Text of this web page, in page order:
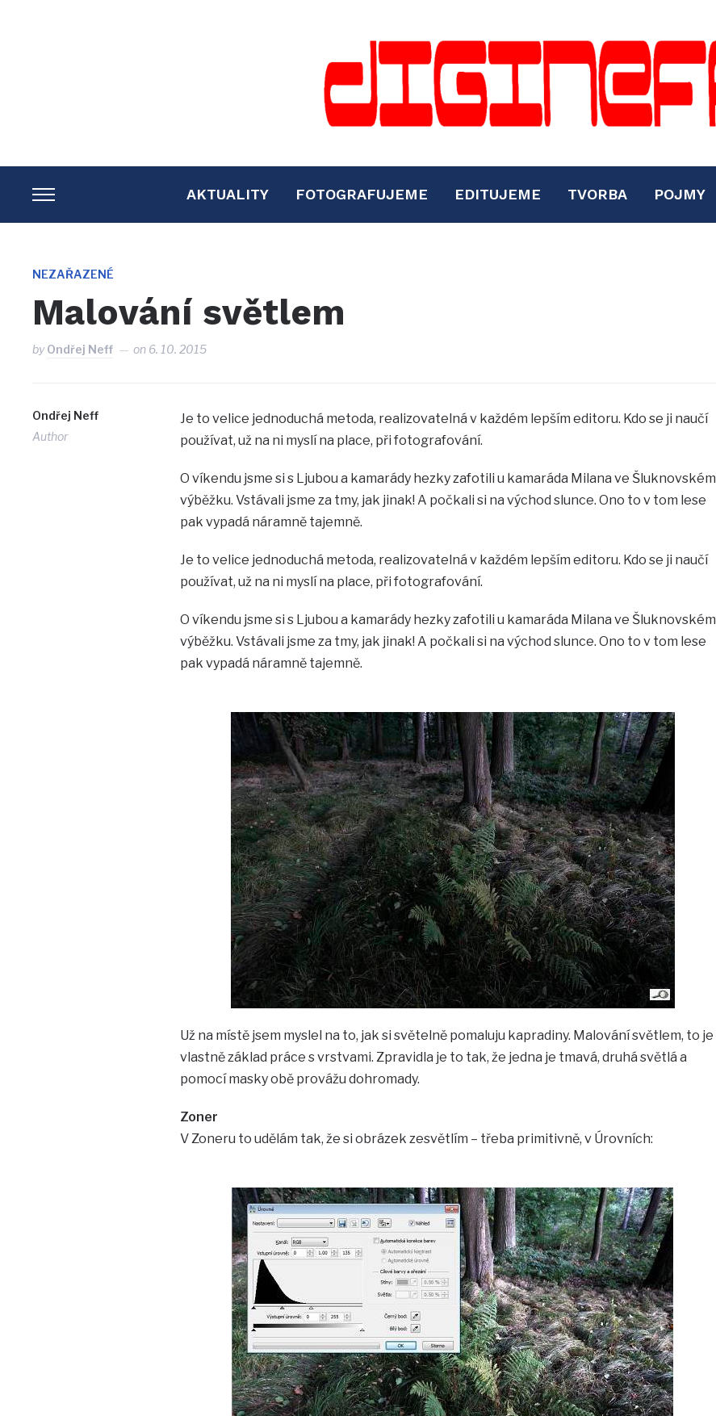
TOGGLE
SIDEBAR
NAVIGATION
AKTUALITY FOTOGRAFUJEME EDITUJEME TVORBA POJMY
NEZAŘAZENÉ
Malování světlem
byOndřej Neff on 6. 10. 2015
Ondřej Neff
Author
Je to velice jednoduchá metoda, realizovatelná v každém lepším editoru. Kdo se ji naučí
používat, už na ni myslí na place, při fotografování.
O víkendu jsme si s Ljubou a kamarády hezky zafotili u kamaráda Milana ve Šluknovském
výběžku. Vstávali jsme za tmy, jak jinak! A počkali si na východ slunce. Ono to v tom lese
pak vypadá náramně tajemně.
Je to velice jednoduchá metoda, realizovatelná v každém lepším editoru. Kdo se ji naučí
používat, už na ni myslí na place, při fotografování.
O víkendu jsme si s Ljubou a kamarády hezky zafotili u kamaráda Milana ve Šluknovském
výběžku. Vstávali jsme za tmy, jak jinak! A počkali si na východ slunce. Ono to v tom lese
pak vypadá náramně tajemně.
Už na místě jsem myslel na to, jak si světelně pomaluju kapradiny. Malování světlem, to je
vlastně základ práce s vrstvami. Zpravidla je to tak, že jedna je tmavá, druhá světlá a
pomocí masky obě provážu dohromady.
Zoner
V Zoneru to udělám tak, že si obrázek zesvětlím – třeba primitivně, v Úrovních: